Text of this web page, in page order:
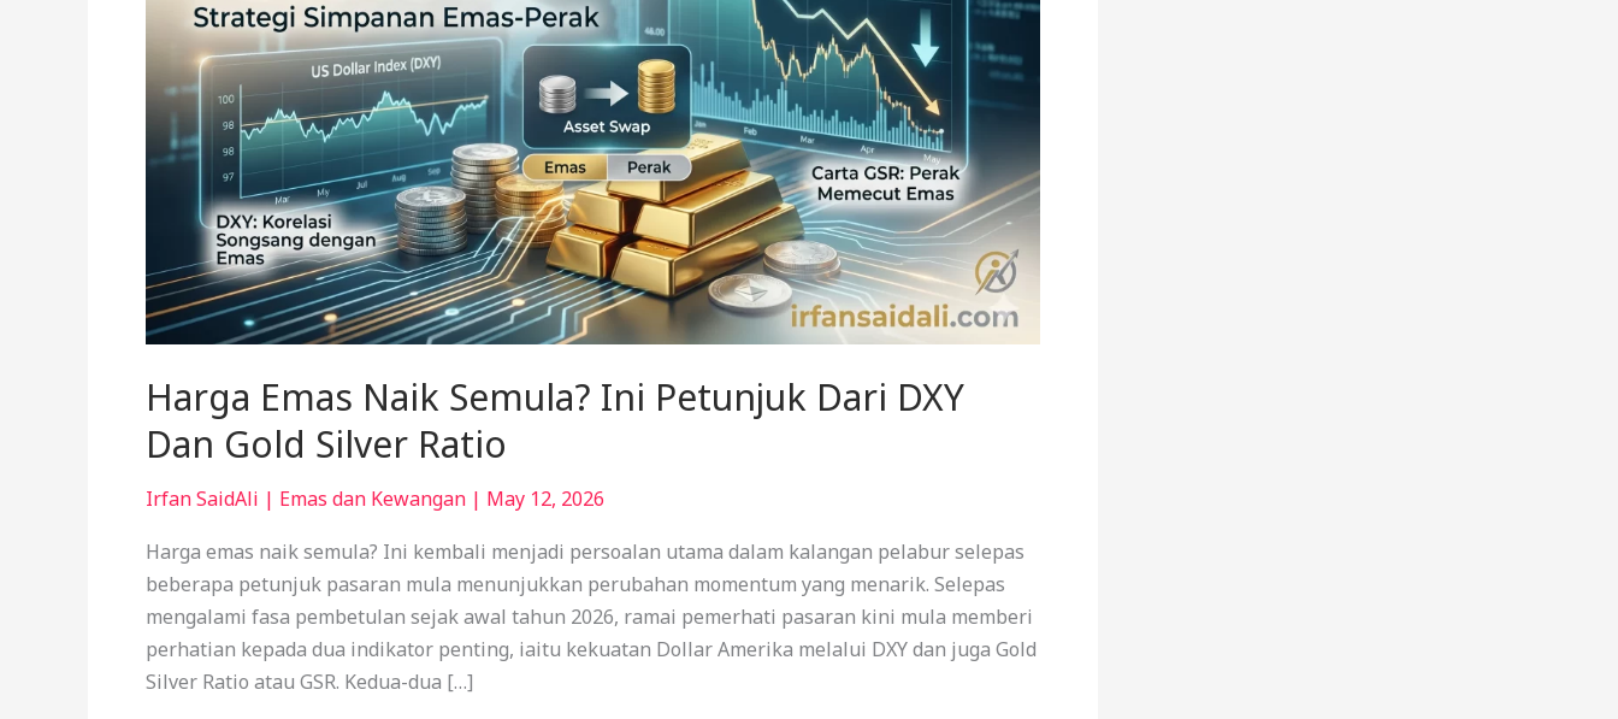
Harga Emas Naik Semula? Ini Petunjuk Dari DXY
Dan Gold Silver Ratio
Irfan SaidAli | Emas dan Kewangan | May 12, 2026
Harga emas naik semula? Ini kembali menjadi persoalan utama dalam kalangan pelabur selepas
beberapa petunjuk pasaran mula menunjukkan perubahan momentum yang menarik. Selepas
mengalami fasa pembetulan sejak awal tahun 2026, ramai pemerhati pasaran kini mula memberi
perhatian kepada dua indikator penting, iaitu kekuatan Dollar Amerika melalui DXY dan juga Gold
Silver Ratio atau GSR. Kedua-dua […]
Petunjuk
DXY
Dan
Gold